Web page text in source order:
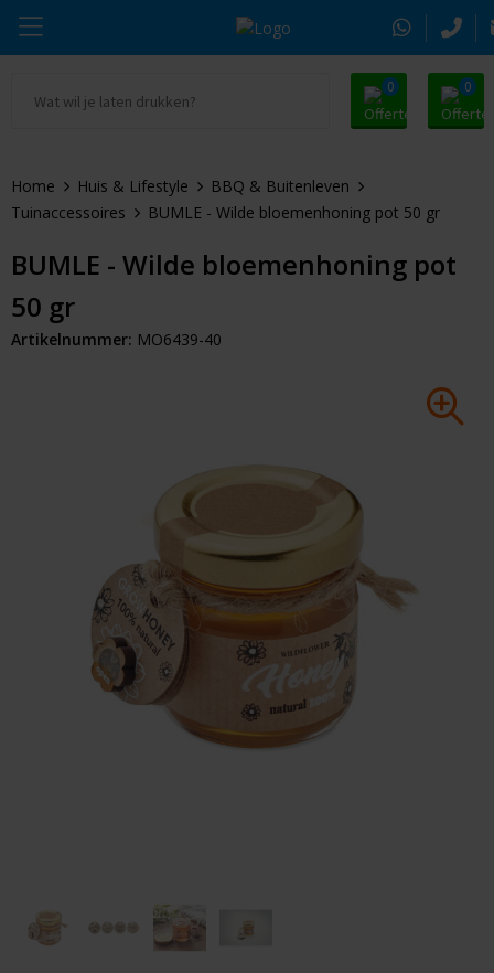
0 0
Drinkwaren
Tassen & Reizen
Outdoor & Vrije Tijd
Auto & Veiligheid
Gezondheid & Verzorging
Alle promosnoepje
Zomer
Kerst
Thule
Alle merken
Home Huis & Lifestyle
BBQ & Buitenleven
Tuinaccessoires
BUMLE - Wilde bloemenhoning pot 50 gr
BUMLE - Wilde bloemenhoning pot
50 gr
Artikelnummer: MO6439-40